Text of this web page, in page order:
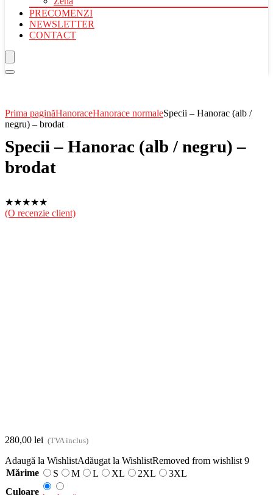
PRECOMENZI
NEWSLETTER
CONTACT
Prima paginăHanoraceHanorace normaleSpecii – Hanorac (alb /
negru) – brodat
Specii – Hanorac (alb / negru) –
brodat
★★★★★
(O recenzie client)
280,00 lei (TVA inclus)
Adaugă la WishlistAdăugat la WishlistRemoved from wishlist 9
Mărime
S M L XL 2XL
3XL
Culoare